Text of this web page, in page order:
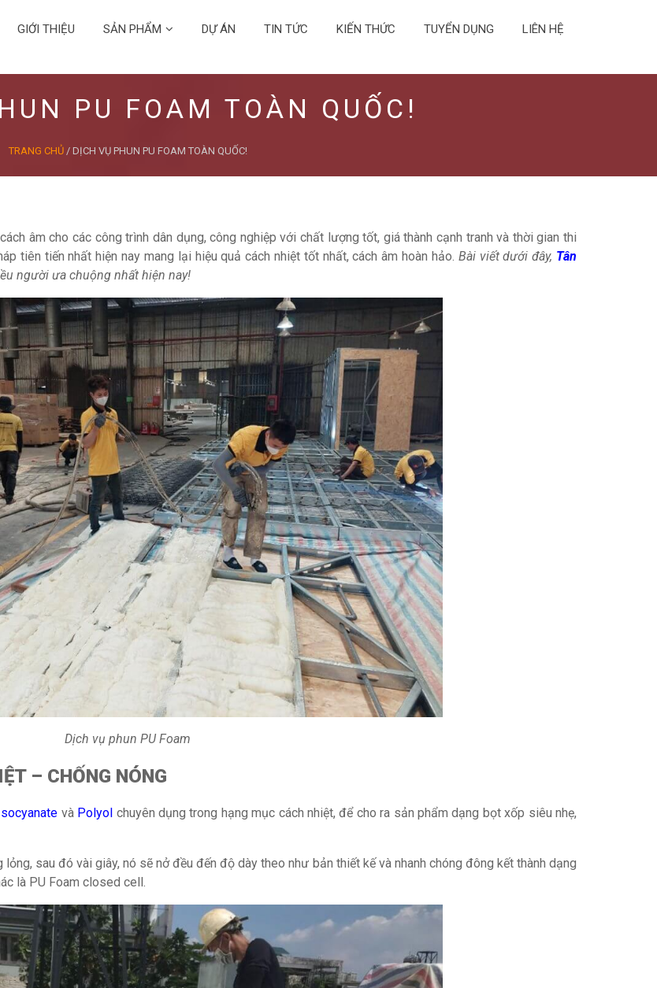
GIỚI THIỆU SẢN PHẨM DỰ ÁN TIN TỨC KIẾN THỨC TUYỂN DỤNG LIÊN HỆ
PU FOAM TOÀN QUỐC!
TRANG CHỦ/ DỊCH VỤ PHUN PU FOAM TOÀN QUỐC!
âm cho các công trình dân dụng, công nghiệp với chất lượng tốt, giá thành cạnh tranh và thời gian thi
tiên tiến nhất hiện nay mang lại hiệu quả cách nhiệt tốt nhất, cách âm hoàn hảo. Bài viết dưới đây, Tân
người ưa chuộng nhất hiện nay!
Dịch vụ phun PU Foam
– CHỐNG NÓNG
và Polyol chuyên dụng trong hạng mục cách nhiệt, để cho ra sản phẩm dạng bọt xốp siêu nhẹ,
sau đó vài giây, nó sẽ nở đều đến độ dày theo như bản thiết kế và nhanh chóng đông kết thành dạng
là PU Foam closed cell.